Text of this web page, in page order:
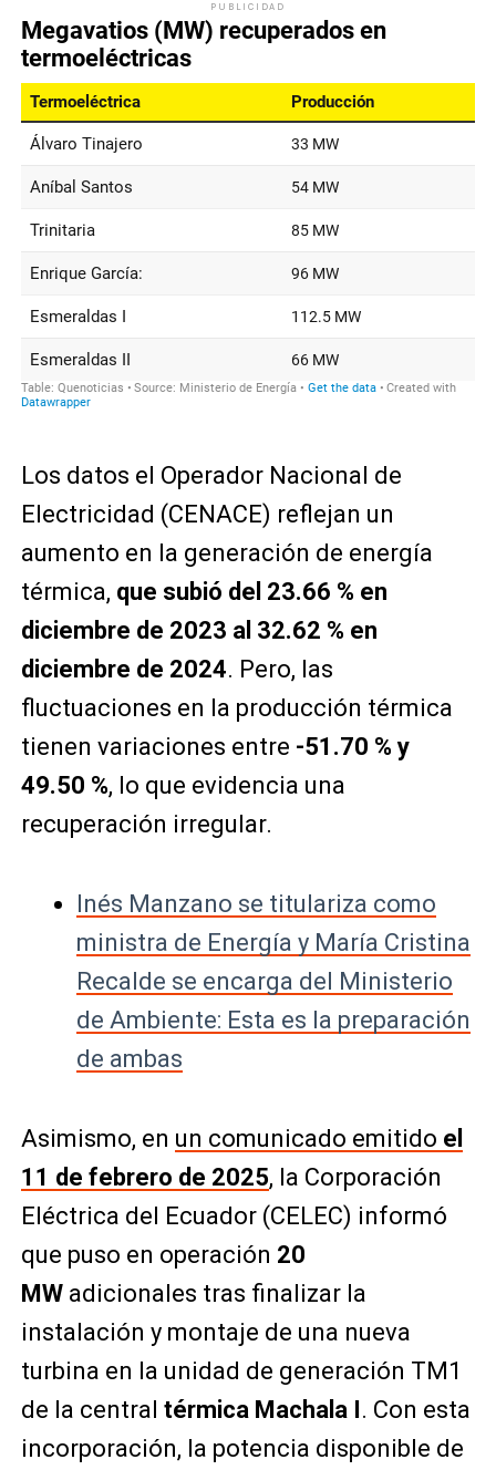
PUBLICIDAD
Los datos el Operador Nacional de
Electricidad (CENACE) reflejan un
aumento en la generación de energía
térmica, que subió del 23.66 % en
diciembre de 2023 al 32.62 % en
diciembre de 2024. Pero, las
fluctuaciones en la producción térmica
tienen variaciones entre -51.70 % y
49.50 %, lo que evidencia una
recuperación irregular.
Inés Manzano se titulariza como
ministra de Energía y María Cristina
Recalde se encarga del Ministerio
de Ambiente: Esta es la preparación
de ambas
Asimismo, en un comunicado emitido el
11 de febrero de 2025, la Corporación
Eléctrica del Ecuador (CELEC) informó
que puso en operación 20
MWadicionales tras finalizar la
instalación y montaje de una nueva
turbina en la unidad de generación TM1
de la central térmica Machala I. Con esta
incorporación, la potencia disponible de